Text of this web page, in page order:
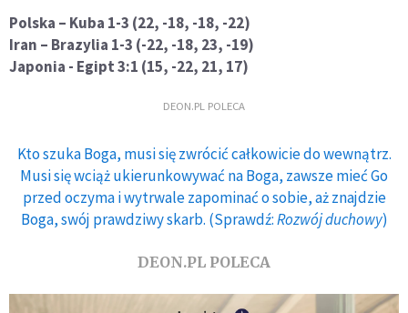
Polska – Kuba 1-3 (22, -18, -18, -22)
Iran – Brazylia 1-3 (-22, -18, 23, -19)
Japonia - Egipt 3:1 (15, -22, 21, 17)
DEON.PL POLECA
Kto szuka Boga, musi się zwrócić całkowicie do wewnątrz.
Musi się wciąż ukierunkowywać na Boga, zawsze mieć Go
przed oczyma i wytrwale zapominać o sobie, aż znajdzie
Boga, swój prawdziwy skarb. (Sprawdź:Rozwój duchowy)
DEON.PL POLECA